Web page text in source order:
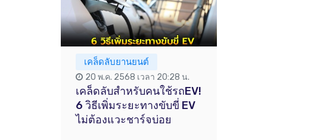
เคล็ดลับยานยนต์
20 พ.ค. 2568 เวลา 20:28 น.
เคล็ดลับสำหรับคนใช้รถEV!
6 วิธีเพิ่มระยะทางขับขี่ EV
ไม่ต้องแวะชาร์จบ่อย